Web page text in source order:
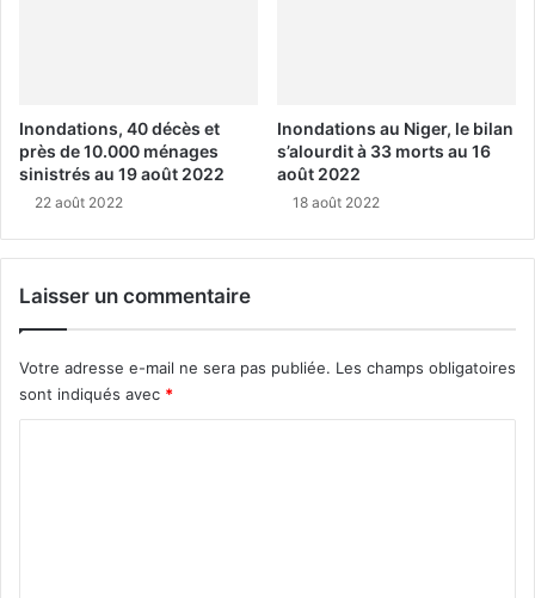
Inondations, 40 décès et
près de 10.000 ménages
sinistrés au 19 août 2022
22 août 2022
Inondations au Niger, le bilan
s’alourdit à 33 morts au 16
août 2022
18 août 2022
Laisser un commentaire
Votre adresse e-mail ne sera pas publiée. Les champs obligatoires
sont indiqués avec *